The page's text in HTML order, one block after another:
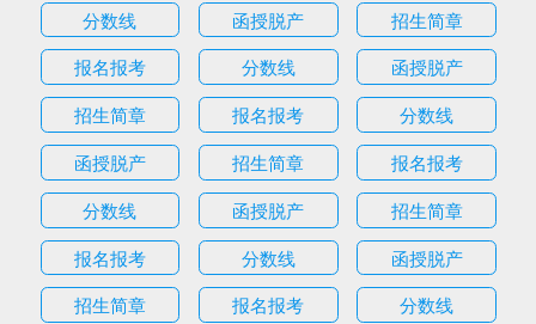
分数线
函授脱产
招生简章
报名报考
分数线
函授脱产
招生简章
报名报考
分数线
函授脱产
招生简章
报名报考
分数线
函授脱产
招生简章
报名报考
分数线
函授脱产
招生简章
报名报考
分数线